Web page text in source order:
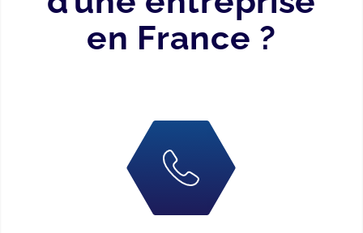
en France ?